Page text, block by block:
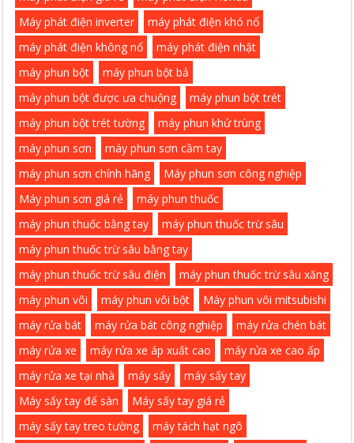
Máy phát điện inverter
máy phát điện khó nổ
máy phát điện không nổ
máy phát điện nhật
máy phun bột
máy phun bột bả
máy phun bột được ưa chuộng
máy phun bột trét
máy phun bột trét tường
máy phun khử trùng
máy phun sơn
máy phun sơn cầm tay
máy phun sơn chính hãng
Máy phun sơn công nghiệp
Máy phun sơn giá rẻ
máy phun thuốc
máy phun thuốc bằng tay
máy phun thuốc trừ sâu
máy phun thuốc trừ sâu bằng tay
máy phun thuốc trừ sâu điện
máy phun thuốc trừ sâu xăng
máy phun vôi
máy phun vôi bột
Máy phun vôi mitsubishi
máy rửa bát
máy rửa bát công nghiệp
máy rửa chén bát
máy rửa xe
máy rửa xe áp xuất cao
máy rửa xe cao ấp
máy rửa xe tại nhà
máy sấy
máy sấy tay
Máy sấy tay để sàn
Máy sấy tay giá rẻ
máy sấy tay treo tường
máy tách hạt ngô